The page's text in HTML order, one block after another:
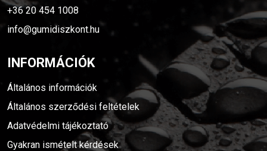
+36 20 454 1008
info@gumidiszkont.hu
INFORMÁCIÓK
Általános információk
Általános szerződési feltételek
Adatvédelmi tájékoztató
Gyakran ismételt kérdések